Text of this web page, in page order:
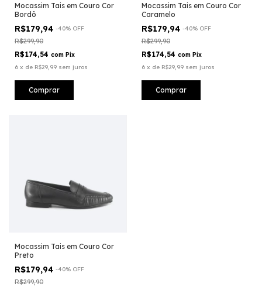
Mocassim Tais em Couro Cor
Bordô
R$179,94 -40% OFF
R$299,90
R$174,54 com Pix
6 x de R$29,99 sem juros
Comprar
Mocassim Tais em Couro Cor
Caramelo
R$179,94 -40% OFF
R$299,90
R$174,54 com Pix
6 x de R$29,99 sem juros
Comprar
Mocassim Tais em Couro Cor
Preto
R$179,94 -40% OFF
R$299,90